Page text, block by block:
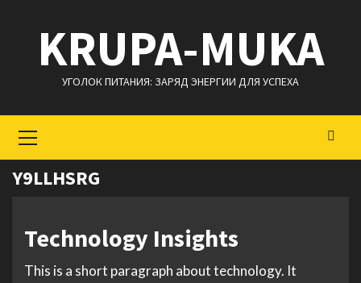
содержимому
KRUPA-MUKA
УГОЛОК ПИТАНИЯ: ЗАРЯД ЭНЕРГИИ ДЛЯ УСПЕХА
меню
Y9LLHSRG
Technology Insights
This is a short paragraph about technology. It